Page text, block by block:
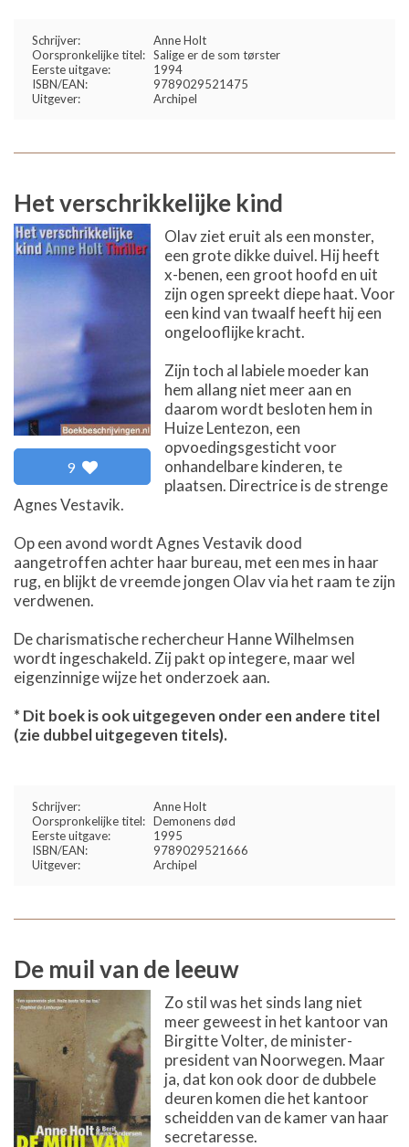
Schrijver:
Anne Holt
Oorspronkelijke titel: Salige er de som tørster
Eerste uitgave:
1994
ISBN/EAN:
9789029521475
Uitgever:
Archipel
Het verschrikkelijke kind
9
Olav ziet eruit als een monster,
een grote dikke duivel. Hij heeft
x-benen, een groot hoofd en uit
zijn ogen spreekt diepe haat. Voor
een kind van twaalf heeft hij een
ongelooflijke kracht.
Zijn toch al labiele moeder kan
hem allang niet meer aan en
daarom wordt besloten hem in
Huize Lentezon, een
opvoedingsgesticht voor
onhandelbare kinderen, te
plaatsen. Directrice is de strenge
Agnes Vestavik.
Op een avond wordt Agnes Vestavik dood
aangetroffen achter haar bureau, met een mes in haar
rug, en blijkt de vreemde jongen Olav via het raam te zijn
verdwenen.
De charismatische rechercheur Hanne Wilhelmsen
wordt ingeschakeld. Zij pakt op integere, maar wel
eigenzinnige wijze het onderzoek aan.
* Dit boek is ook uitgegeven onder een andere titel
(zie dubbel uitgegeven titels).
Schrijver:
Anne Holt
Oorspronkelijke titel: Demonens død
Eerste uitgave:
1995
ISBN/EAN:
9789029521666
Uitgever:
Archipel
De muil van de leeuw
Zo stil was het sinds lang niet
meer geweest in het kantoor van
Birgitte Volter, de minister-
president van Noorwegen. Maar
ja, dat kon ook door de dubbele
deuren komen die het kantoor
scheidden van de kamer van haar
secretaresse.